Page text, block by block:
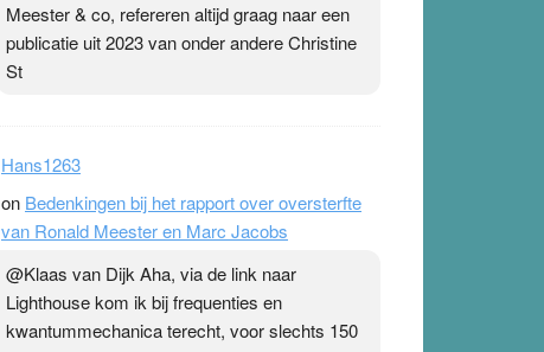
Meester & co, refereren altijd graag naar een
publicatie uit 2023 van onder andere Christine
St
Hans1263
on Bedenkingen bij het rapport over oversterfte
van Ronald Meester en Marc Jacobs
@Klaas van Dijk Aha, via de link naar
Lighthouse kom ik bij frequenties en
kwantummechanica terecht, voor slechts 150